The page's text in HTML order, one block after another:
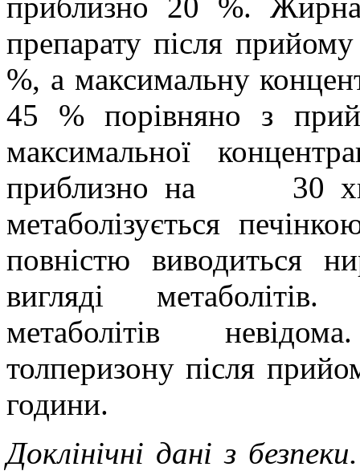
препарату після
%, а максимальну
45 % порівняно з
максимальної
приблизно на
30
метаболізується
повністю виводиться
вигляді метаболітів.
метаболітів
толперизону після
години.
Доклінічні дані з